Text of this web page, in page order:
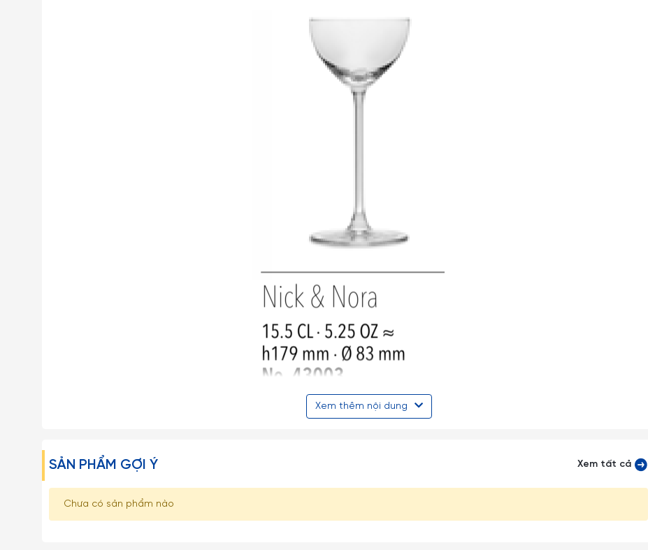
- Libbey là thương hiệu thuỷ tinh nổi tiếng của Mỹ, được coi là một trong những hãng sản xuất thủy tinh lớn nhất toàn cầu,
được thành lập từ năm 1818 với các dòng sản phẩm phong phú, chất lượng cao được biết đến rộng rãi trên toàn thế giới.
Xem thêm nội dung
SẢN PHẨM GỢI Ý Xem tất cả
Chưa có sản phẩm nào